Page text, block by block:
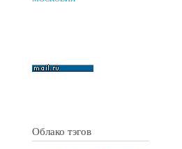
Облако тэгов